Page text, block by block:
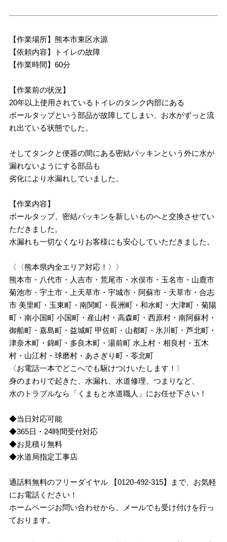
【作業場所】熊本市東区水源
【依頼内容】トイレの故障
【作業時間】60分
【作業前の状況】
20年以上使用されているトイレのタンク内部にある
ボールタップという部品が故障してしまい、お水がずっと流
れ出ている状態でした。
そしてタンクと便器の間にある密結パッキンという外に水が
漏れないようにする部品も
劣化により水漏れしていました。
【作業内容】
ボールタップ、密結パッキンを新しいものへと交換させてい
ただきました。
水漏れも一切なくなりお客様にも安心していただきました。
〈〈熊本県内全エリア対応！〉〉
熊本市・八代市・人吉市・荒尾市・水俣市・玉名市・山鹿市
菊池市・宇土市・上天草市・宇城市・阿蘇市・天草市・合志
市 美里町・玉東町・南関町・長洲町・和水町・大津町・菊陽
町・南小国町 小国町・産山村・高森町・西原村・南阿蘇村・
御船町・嘉島町・益城町 甲佐町・山都町・氷川町・芦北町・
津奈木町・錦町・多良木町・湯前町 水上村・相良村・五木
村・山江村・球磨村・あさぎり町・苓北町
〈お電話一本でどこへでも駆けつけいたします！〉
身のまわりで起きた、水漏れ、水道修理、つまりなど、
水のトラブルなら「くまもと水道職人」にお任せ下さい！
◆当日対応可能
◆365日・24時間受付対応
◆お見積り無料
◆水道局指定工事店
通話料無料のフリーダイヤル 【0120-492-315】まで、お気軽
にお電話ください！
ホームページお問い合わせから、メールでも受け付けを行っ
ております。